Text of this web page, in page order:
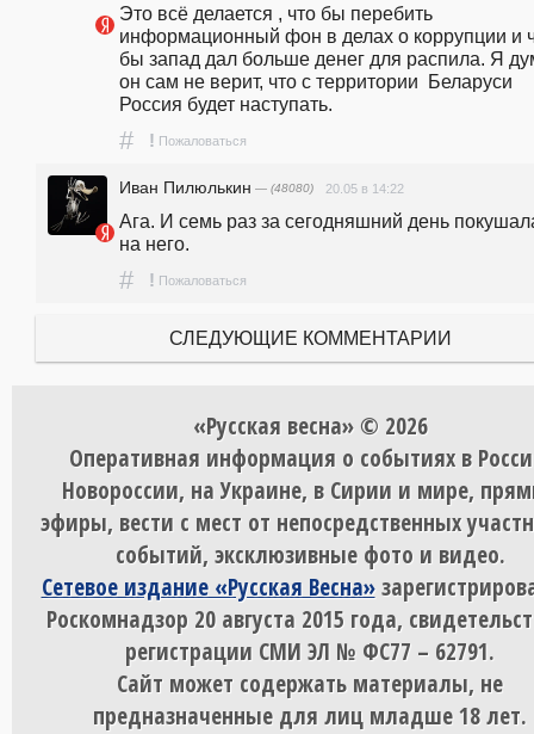
Это всё делается , что бы перебить
информационный фон в делах о коррупции и
бы запад дал больше денег для распила. Я
он сам не верит, что с территории  Беларуси
Россия будет наступать.
# ! Пожаловаться
Иван Пилюлькин — (48080) 20.05 в 14:22
Ага. И семь раз за сегодняшний день
на него.
# ! Пожаловаться
СЛЕДУЮЩИЕ КОММЕНТАРИИ
«Русская весна» © 2026
Оперативная информация о событиях в
Новороссии, на Украине, в Сирии и мире,
эфиры, вести с мест от непосредственных
событий, эксклюзивные фото и видео.
Сетевое издание «Русская Весна»
Роскомнадзор 20 августа 2015 года,
регистрации СМИ ЭЛ № ФС77 – 62791.
Сайт может содержать материалы, не
предназначенные для лиц младше 18 лет.